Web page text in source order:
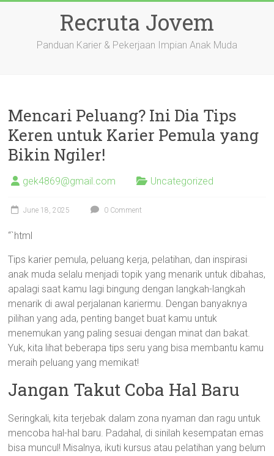
Recruta Jovem
Panduan Karier & Pekerjaan Impian Anak Muda
Mencari Peluang? Ini Dia Tips
Keren untuk Karier Pemula yang
Bikin Ngiler!
gek4869@gmail.com Uncategorized
June 18, 2025 0 Comment
“`html
Tips karier pemula, peluang kerja, pelatihan, dan inspirasi
anak muda selalu menjadi topik yang menarik untuk dibahas,
apalagi saat kamu lagi bingung dengan langkah-langkah
menarik di awal perjalanan kariermu. Dengan banyaknya
pilihan yang ada, penting banget buat kamu untuk
menemukan yang paling sesuai dengan minat dan bakat.
Yuk, kita lihat beberapa tips seru yang bisa membantu kamu
meraih peluang yang memikat!
Jangan Takut Coba Hal Baru
Seringkali, kita terjebak dalam zona nyaman dan ragu untuk
mencoba hal-hal baru. Padahal, di sinilah kesempatan emas
bisa muncul! Misalnya, ikuti kursus atau pelatihan yang belum